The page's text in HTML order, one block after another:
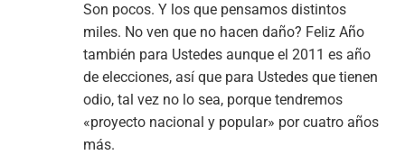
Son pocos. Y los que pensamos distintos
miles. No ven que no hacen daño? Feliz Año
también para Ustedes aunque el 2011 es año
de elecciones, así que para Ustedes que tienen
odio, tal vez no lo sea, porque tendremos
«proyecto nacional y popular» por cuatro años
más.